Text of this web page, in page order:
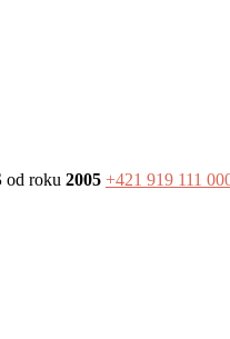
od roku 2005 +421 919 111